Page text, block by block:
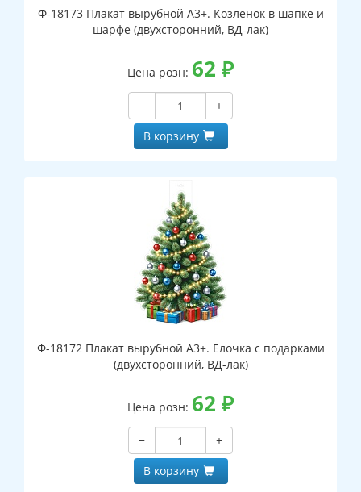
Ф-18173 Плакат вырубной А3+. Козленок в шапке и
шарфе (двухсторонний, ВД-лак)
Цена розн: 62 ₽
−
+
В корзину
Ф-18172 Плакат вырубной А3+. Елочка с подарками
(двухсторонний, ВД-лак)
Цена розн: 62 ₽
−
+
В корзину